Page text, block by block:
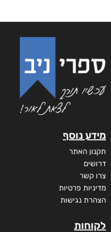
מידע נוסף
תקנון האתר
דרושים
צרו קשר
מדיניות פרטיות
הצהרת נגישות
לקוחות